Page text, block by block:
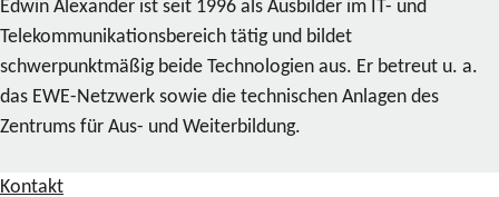
Edwin Alexander ist seit 1996 als Ausbilder im IT- und
Telekommunikationsbereich tätig und bildet
schwerpunktmäßig beide Technologien aus. Er betreut u. a.
das EWE-Netzwerk sowie die technischen Anlagen des
Zentrums für Aus- und Weiterbildung.
Kontakt